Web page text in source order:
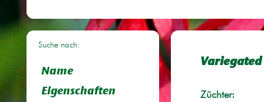
Suche nach:
Name
Eigenschaften
Variegated
Züchter: